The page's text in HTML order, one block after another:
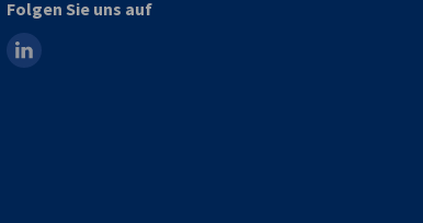
Folgen Sie uns auf
linkedin